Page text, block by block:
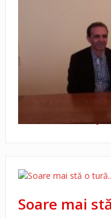
Comedia…
Soare mai